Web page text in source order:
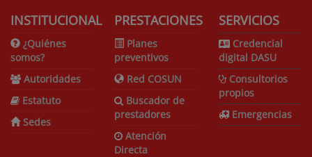
INSTITUCIONAL
¿Quiénes
somos?
Autoridades
Estatuto
Sedes
PRESTACIONES
Planes
preventivos
Red COSUN
Buscador de
prestadores
Atención
Directa
SERVICIOS
Credencial
digital DASU
Consultorios
propios
Emergencias